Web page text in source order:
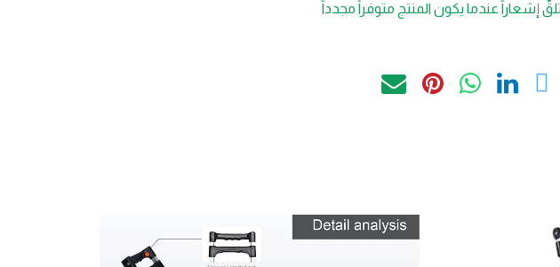
تلقّ إشعاراً عندما يكون المنتج متوفراً مجدداً